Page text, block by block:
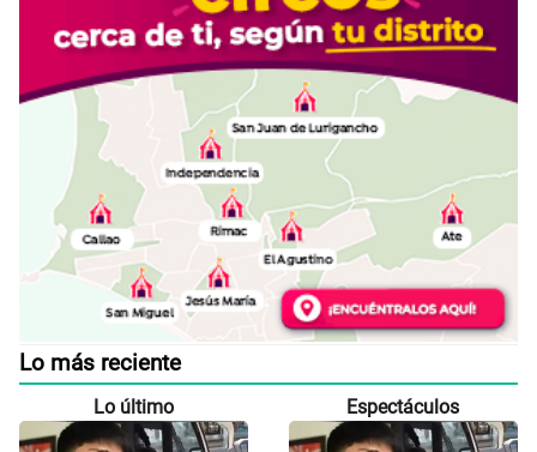
Lo más reciente
Lo último Espectáculos